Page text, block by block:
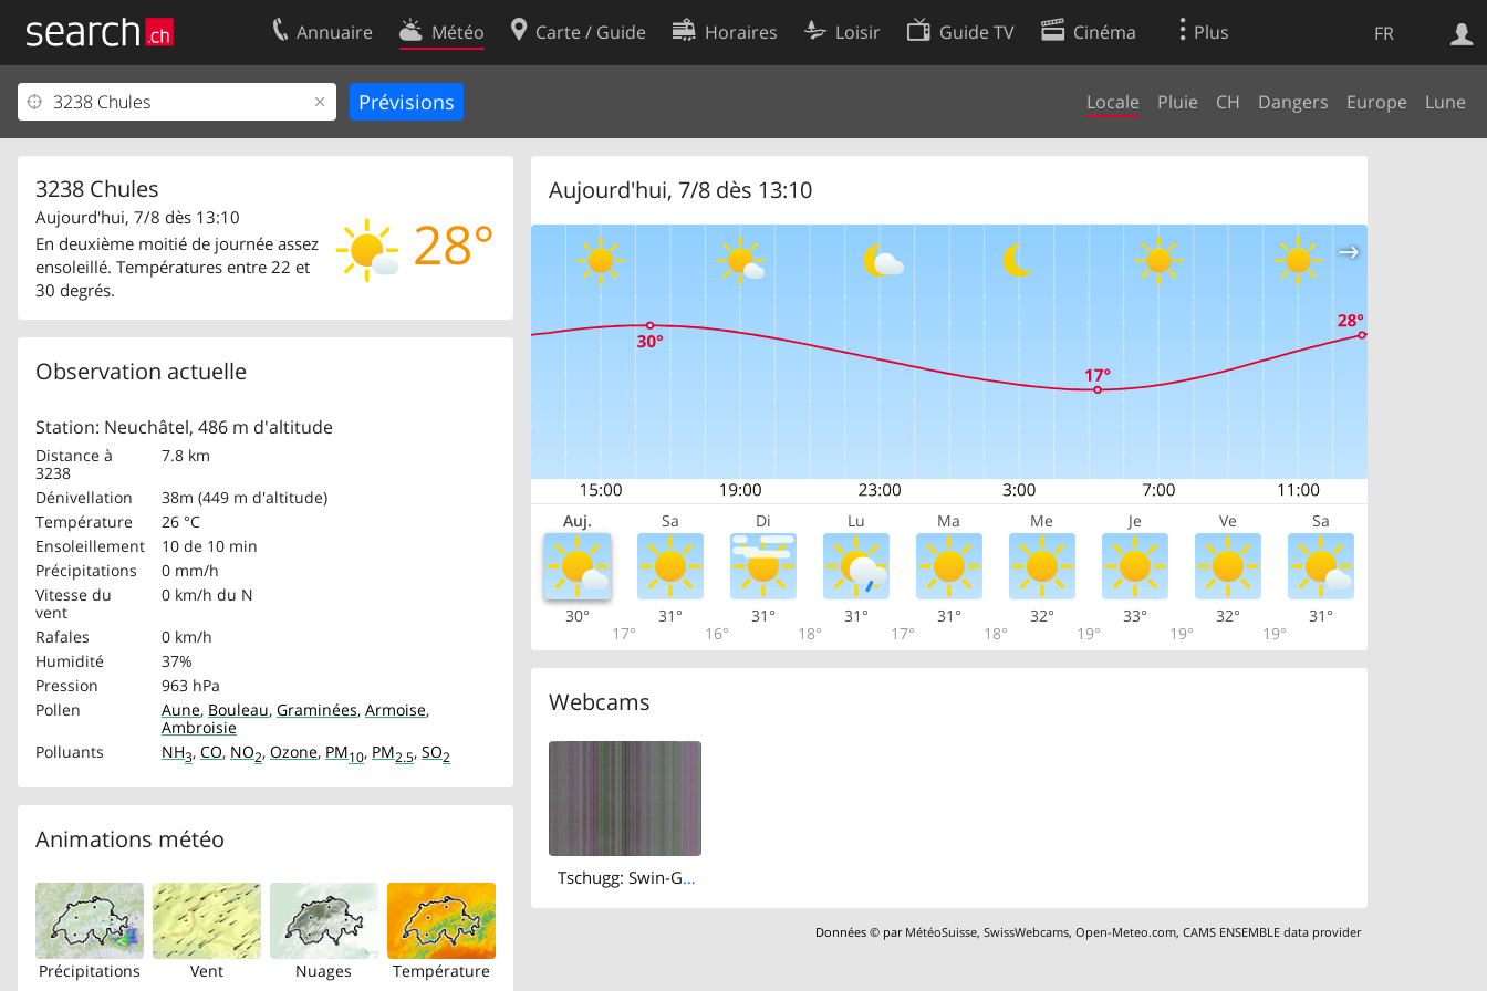
FR
Annuaire Météo Carte / Guide Horaires Loisir Guide TV Cinéma Plus
Locale Pluie CH Dangers Europe Lune
3238 Chules
28°
Aujourd'hui, 7/8 dès 13:10
En deuxième moitié de journée assez
ensoleillé. Températures entre 22 et
30 degrés.
Observation actuelle
Station: Neuchâtel, 486 m d'altitude
Distance à
3238
7.8 km
Dénivellation
38m (449 m d'altitude)
Température
26 °C
Ensoleillement
10 de 10 min
Précipitations
0 mm/h
Vitesse du
vent
0 km/h du N
Rafales
0 km/h
Humidité
37%
Pression
963 hPa
Pollen
Aune, Bouleau, Graminées, Armoise,
Ambroisie
Polluants
NH3, CO, NO2, Ozone, PM10, PM2.5, SO2
Animations météo
Précipitations Vent Nuages Température
Aujourd'hui, 7/8 dès 13:10
Auj. Sa Di Lu Ma Me Je Ve Sa
30°
17°
31°
16°
31°
18°
31°
17°
31°
18°
32°
19°
33°
19°
32°
19°
31°
Webcams
Tschugg: Swin-Golf
Données © par MétéoSuisse,SwissWebcams,Open-Meteo.com,CAMS ENSEMBLE data provider
Web
Votre inscription
Centre clients
Mentions Légales
Contact
Conditions d’utilisation
Préférences de cookies